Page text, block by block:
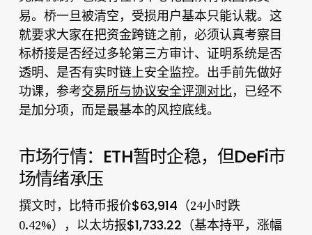
易。 桥一旦被清空，受损用户基本只能认栽。这
就要求大家在把资金跨链之前，必须认真考察目
标桥接是否经过多轮第三方审计、证明系统是否
透明、是否有实时链上安全监控。出手前先做好
功课，参考交易所与协议安全评测对比，已经不
是加分项，而是最基本的风控底线。
市场行情：ETH暂时企稳，但DeFi市
场情绪承压
撰文时， 比特币报价$63,914 （24小时跌
0.42%）， 以太坊报$1,733.22 （基本持平，涨幅